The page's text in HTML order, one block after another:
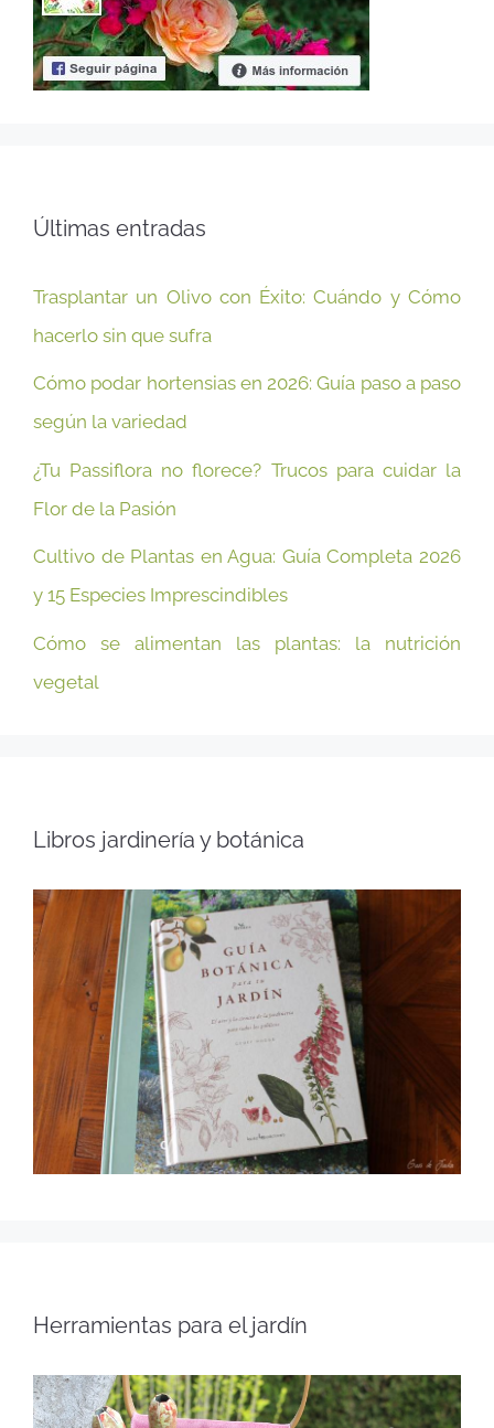
Últimas entradas
Trasplantar un Olivo con Éxito: Cuándo y Cómo
hacerlo sin que sufra
Cómo podar hortensias en 2026: Guía paso a paso
según la variedad
¿Tu Passiflora no florece? Trucos para cuidar la
Flor de la Pasión
Cultivo de Plantas en Agua: Guía Completa 2026
y 15 Especies Imprescindibles
Cómo se alimentan las plantas: la nutrición
vegetal
Libros jardinería y botánica
Herramientas para el jardín